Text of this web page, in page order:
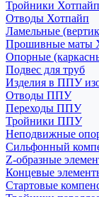
Тройники Хотпайп
Отводы Хотпайп
Ламельные
Прошивные маты
Опорные
Подвес для труб
Изделия в ППУ
Отводы ППУ
Переходы ППУ
Тройники ППУ
Неподвижные
Cильфонный
Z-образные
Концевые
Стартовые